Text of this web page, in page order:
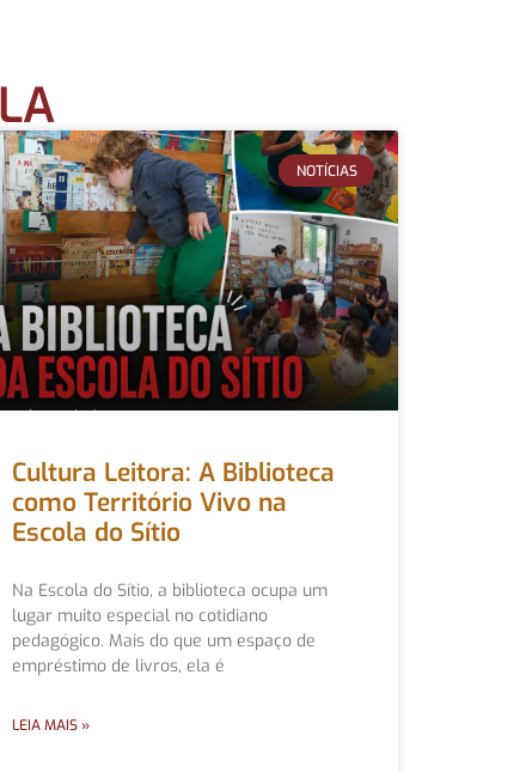
NOTÍCIAS
Cultura Leitora: A Biblioteca
como Território Vivo na
Escola do Sítio
Na Escola do Sítio, a biblioteca ocupa um
lugar muito especial no cotidiano
pedagógico. Mais do que um espaço de
empréstimo de livros, ela é
LEIA MAIS »